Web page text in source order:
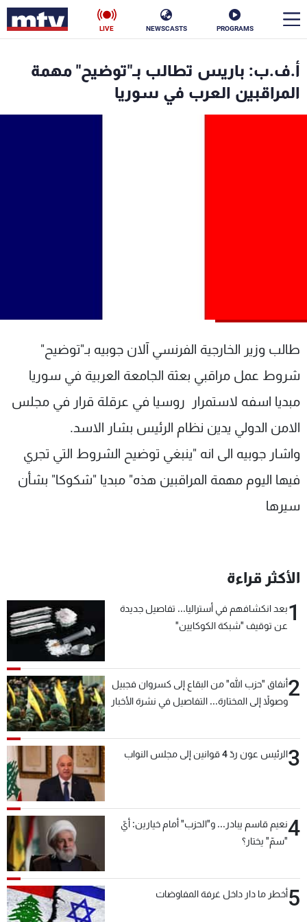
PROGRAMS
NEWSCASTS
LIVE
أ.ف.ب: باريس تطالب بـ"توضيح" مهمة
المراقبين العرب في سوريا
طالب وزير الخارجية الفرنسي آلان جوبيه بـ"توضيح"
شروط عمل مراقبي بعثة الجامعة العربية في سوريا
مبديا اسفه لاستمرار روسيا في عرقلة قرار في مجلس
الامن الدولي يدين نظام الرئيس بشار الاسد.
واشار جوبيه الى انه "ينبغي توضيح الشروط التي تجري
فيها اليوم مهمة المراقبين هذه" مبديا "شكوكا" بشأن
سيرها
الأكثر قراءة
1بعد انكشافهم في أستراليا... تفاصيل جديدة
عن توقيف "شبكة الكوكايين"
2أنفاق "حزب الله" من البقاع إلى كسروان فجبيل
وصولاً إلى المختارة... التفاصيل في نشرة الأخبار
3الرئيس عون ردّ 4 قوانين إلى مجلس النواب
4نعيم قاسم يبادر... و"الحزب" أمام خيارين: أيّ
"سمّ" يختار؟
5أخطر ما دار داخل غرفة المفاوضات
en
الأخبار
شاهد البرامج
الترددات
عن MTV
الإنـتـاج
وظائف
تواصل معنا
شروط الإسـتخدام
سياسة الخصوصية